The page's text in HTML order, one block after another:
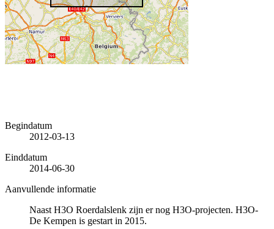
Begindatum
2012-03-13
Einddatum
2014-06-30
Aanvullende informatie
Naast H3O Roerdalslenk zijn er nog H3O-projecten. H3O-
De Kempen is gestart in 2015.